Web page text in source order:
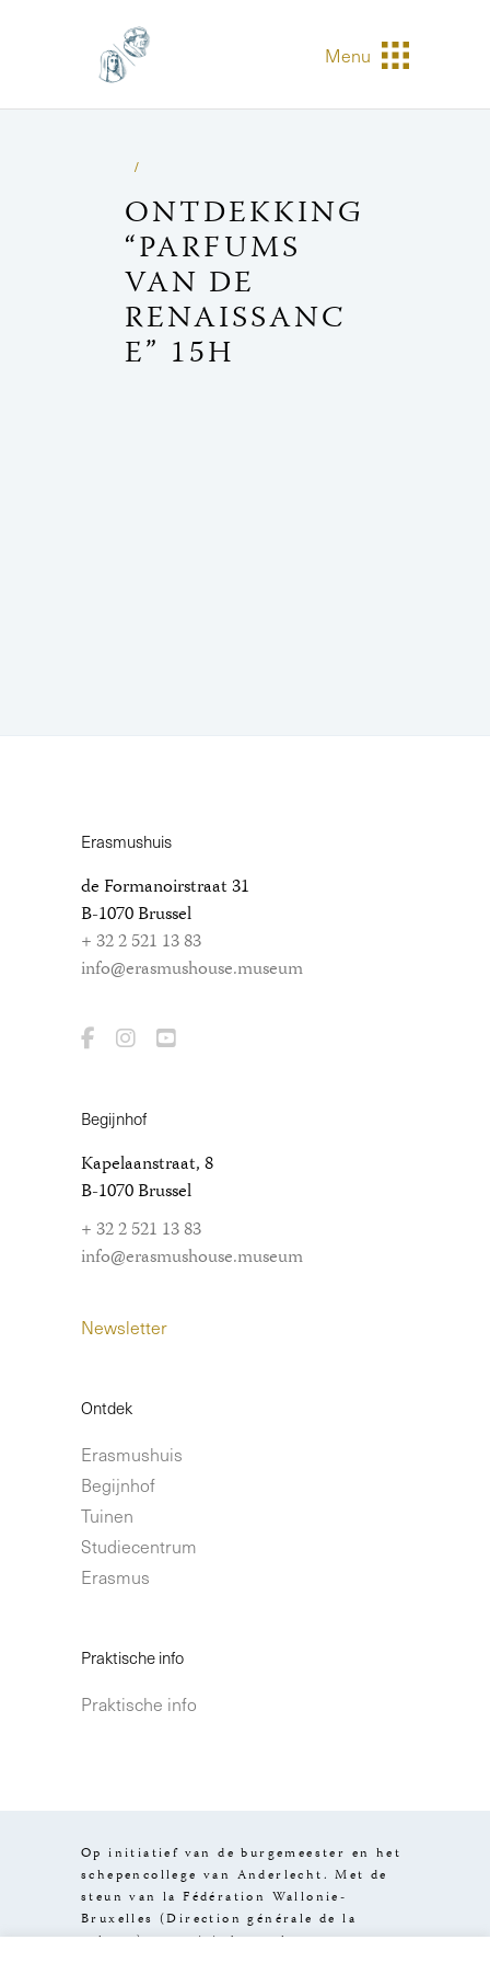
Menu
ONTDEKKING
“PARFUMS
VAN DE
RENAISSANC
E” 15H
Erasmushuis
de Formanoirstraat 31
B-1070 Brussel
+ 32 2 521 13 83
info@erasmushouse.museum
Begijnhof
Kapelaanstraat, 8
B-1070 Brussel
+ 32 2 521 13 83
info@erasmushouse.museum
Newsletter
Ontdek
Erasmushuis
Begijnhof
Tuinen
Studiecentrum
Erasmus
Praktische info
Praktische info
Op initiatief van de burgemeester en het
schepencollege van Anderlecht. Met de
steun van la Fédération Wallonie-
Bruxelles (Direction générale de la
culture), van visit.brussels en van